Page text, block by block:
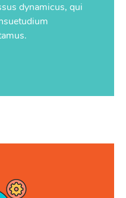
dynamicus, qui